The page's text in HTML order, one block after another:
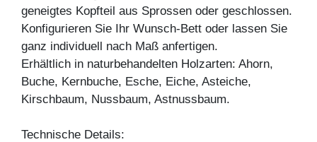
geneigtes Kopfteil aus Sprossen oder geschlossen.
Konfigurieren Sie Ihr Wunsch-Bett oder lassen Sie
ganz individuell nach Maß anfertigen.
Erhältlich in naturbehandelten Holzarten: Ahorn,
Buche, Kernbuche, Esche, Eiche, Asteiche,
Kirschbaum, Nussbaum, Astnussbaum.
Technische Details: